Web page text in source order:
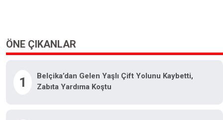
ÖNE ÇIKANLAR
1
Belçika’dan Gelen Yaşlı Çift Yolunu Kaybetti,
Zabıta Yardıma Koştu